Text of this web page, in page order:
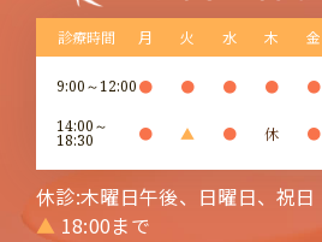
診療時間 月 火 水 木 金
9:00～12:00● ● ● ● ●
14:00～
18:30 ● ▲ ● 休 ●
休診:木曜日午後、日曜日、祝日
▲ 18:00まで